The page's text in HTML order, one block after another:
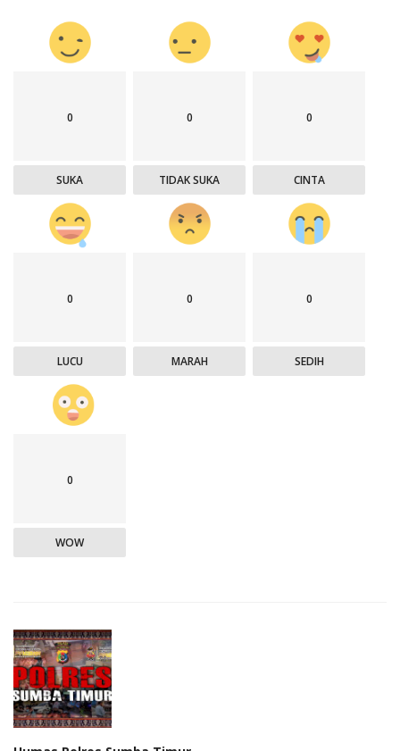
0
SUKA
0
TIDAK SUKA
0
CINTA
0
LUCU
0
MARAH
0
SEDIH
0
WOW